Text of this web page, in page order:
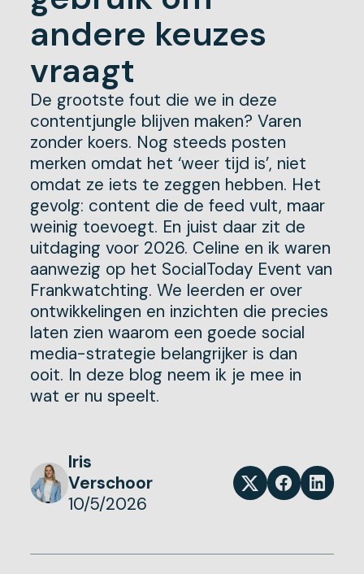
andere keuzes
vraagt
De grootste fout die we in deze
contentjungle blijven maken? Varen
zonder koers. Nog steeds posten
merken omdat het ‘weer tijd is’, niet
omdat ze iets te zeggen hebben. Het
gevolg: content die de feed vult, maar
weinig toevoegt. En juist daar zit de
uitdaging voor 2026. Celine en ik waren
aanwezig op het SocialToday Event van
Frankwatchting. We leerden er over
ontwikkelingen en inzichten die precies
laten zien waarom een goede social
media-strategie belangrijker is dan
ooit. In deze blog neem ik je mee in
wat er nu speelt.
Iris
Verschoor
10/5/2026